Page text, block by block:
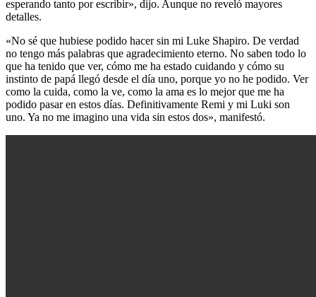
esperando tanto por escribir», dijo. Aunque no reveló mayores
detalles.
«No sé que hubiese podido hacer sin mi Luke Shapiro. De verdad
no tengo más palabras que agradecimiento eterno. No saben todo lo
que ha tenido que ver, cómo me ha estado cuidando y cómo su
instinto de papá llegó desde el día uno, porque yo no he podido. Ver
como la cuida, como la ve, como la ama es lo mejor que me ha
podido pasar en estos días. Definitivamente Remi y mi Luki son
uno. Ya no me imagino una vida sin estos dos», manifestó.